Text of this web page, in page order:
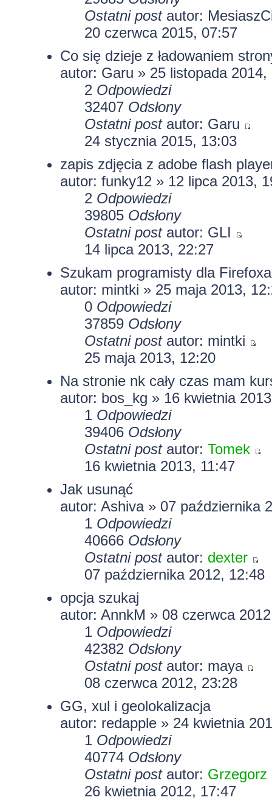
Ostatni post autor:
20 czerwca 2015, 07:57
Co się dzieje z ładowaniem
autor: Garu » 25 listopada 2014,
2 Odpowiedzi
32407 Odsłony
Ostatni post autor: Garu
24 stycznia 2015, 13:03
zapis zdjęcia z adobe flash
autor: funky12» 12 lipca 2013,
2 Odpowiedzi
39805 Odsłony
Ostatni post autor: GLI
14 lipca 2013, 22:27
Szukam programisty dla Firefoxa
autor: mintki » 25 maja 2013,
0 Odpowiedzi
37859 Odsłony
Ostatni post autor: mintki
25 maja 2013, 12:20
Na stronie nk cały czas mam
autor: bos_kg » 16 kwietnia
1 Odpowiedzi
39406 Odsłony
Ostatni post autor: Tomek
16 kwietnia 2013, 11:47
Jak usunąć
autor: Ashiva » 07 października
1 Odpowiedzi
40666 Odsłony
Ostatni post autor: dexter
07 października 2012, 12:48
opcja szukaj
autor: AnnkM » 08 czerwca
1 Odpowiedzi
42382 Odsłony
Ostatni post autor: maya
08 czerwca 2012, 23:28
GG, xul i geolokalizacja
autor: redapple » 24 kwietnia
1 Odpowiedzi
40774 Odsłony
Ostatni post autor: Grzegorz
26 kwietnia 2012, 17:47